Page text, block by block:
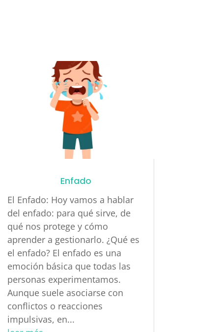
Enfado
El Enfado: Hoy vamos a hablar
del enfado: para qué sirve, de
qué nos protege y cómo
aprender a gestionarlo. ¿Qué es
el enfado? El enfado es una
emoción básica que todas las
personas experimentamos.
Aunque suele asociarse con
conflictos o reacciones
impulsivas, en...